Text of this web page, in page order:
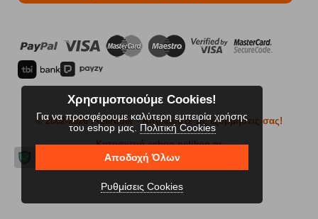
© 2002-2026 FreeRider- Απολαύστε τις εξορμήσεις σας!
Κατασκευή eshop netikon.gr
Χρησιμοποιούμε Cookies!
Για να προσφέρουμε καλύτερη εμπειρία χρήσης
του eshop μας. Πολιτική Cookies
Αποδοχή Όλων
Ρυθμίσεις Cookies